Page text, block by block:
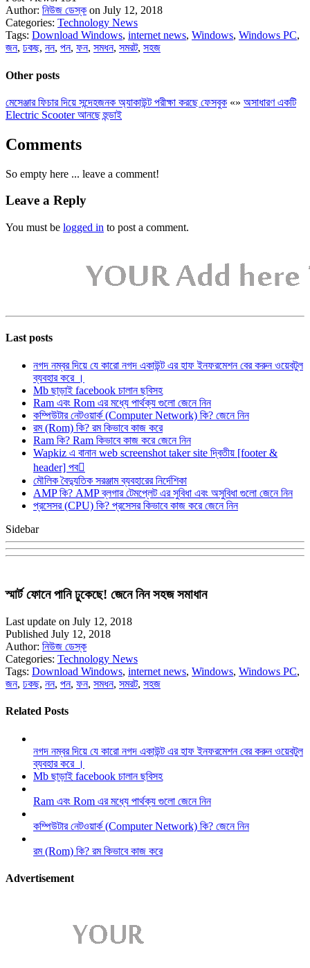
Author: নিউজ ডেস্ক on July 12, 2018
Categories: Technology News
Tags: Download Windows, internet news, Windows, Windows PC,
জন, ঢকছ, নন, পন, ফন, সমধন, সমরট, সহজ
Other posts
মেসেঞ্জার ফিচার দিয়ে সন্দেহজনক অ্যাকাউন্ট পরীক্ষা করছে ফেসবুক «» অসাধারণ একটি
Electric Scooter আনছে হুন্ডাই
Comments
So empty here ... leave a comment!
Leave a Reply
You must be logged in to post a comment.
Last posts
নগদ নম্বর দিয়ে যে কারো নগদ একাউন্ট এর হাফ ইনফরমেশন বের করুন ওয়েবটুল
ব্যবহার করে ।
Mb ছাড়াই facebook চালান ছবিসহ
Ram এবং Rom এর মধ্যে পার্থক্য গুলো জেনে নিন
কম্পিউটার নেটওয়ার্ক (Computer Network) কি? জেনে নিন
রম (Rom) কি? রম কিভাবে কাজ করে
Ram কি? Ram কিভাবে কাজ করে জেনে নিন
Wapkiz এ বানান web screenshot taker site দ্বিতীয় [footer &
header] পব
মৌলিক বৈদ্যুতিক সরঞ্জাম ব্যবহারের নির্দেশিকা
AMP কি? AMP ব্লগার টেমপ্লেট এর সুবিধা এবং অসুবিধা গুলো জেনে নিন
প্রসেসর (CPU) কি? প্রসেসর কিভাবে কাজ করে জেনে নিন
Sidebar
স্মার্ট ফোনে পানি ঢুকেছে! জেনে নিন সহজ সমাধান
Last update on July 12, 2018
Published July 12, 2018
Author: নিউজ ডেস্ক
Categories: Technology News
Tags: Download Windows, internet news, Windows, Windows PC,
জন, ঢকছ, নন, পন, ফন, সমধন, সমরট, সহজ
Related Posts
নগদ নম্বর দিয়ে যে কারো নগদ একাউন্ট এর হাফ ইনফরমেশন বের করুন ওয়েবটুল
ব্যবহার করে ।
Mb ছাড়াই facebook চালান ছবিসহ
Ram এবং Rom এর মধ্যে পার্থক্য গুলো জেনে নিন
কম্পিউটার নেটওয়ার্ক (Computer Network) কি? জেনে নিন
রম (Rom) কি? রম কিভাবে কাজ করে
Advertisement